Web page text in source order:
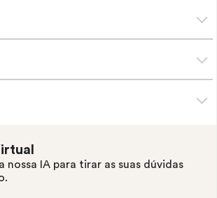
nossa IA para tirar as suas dúvidas